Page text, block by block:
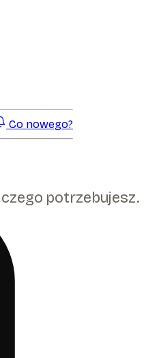
Co nowego?
potrzebujesz.